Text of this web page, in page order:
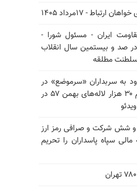
ارتباط - ۱۷مرداد ۱۴۰۵
ایران - مسئول شورا -
۳۰ تیر در صد و بیستمین سال انقلاب
مطلقه
به سربداران «سرموضع» در
سالگرد قتل‌عام ۳۰ هزار لاله‌های بهمن ۵۷ در
و شش شرکت و صرافی رمز ارز
سپاه پاسداران را تحریم